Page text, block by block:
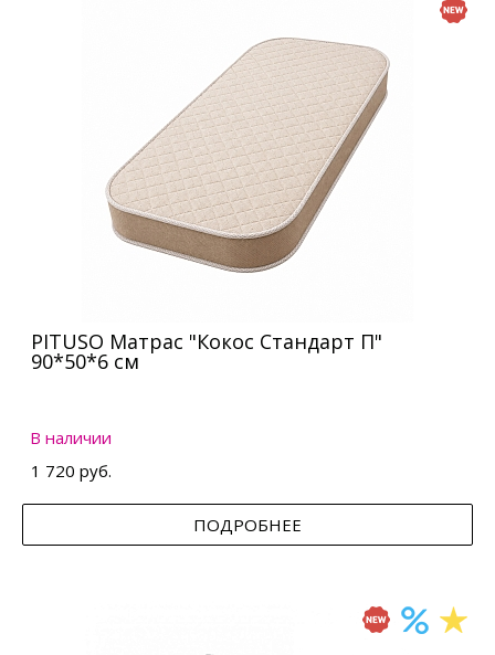
PITUSO Матрас "Кокос Стандарт П"
90*50*6 см
В наличии
1 720 руб.
ПОДРОБНЕЕ